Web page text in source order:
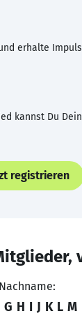
erhalte
kannst Du
registrieren
Nachname:
G H I J K L M